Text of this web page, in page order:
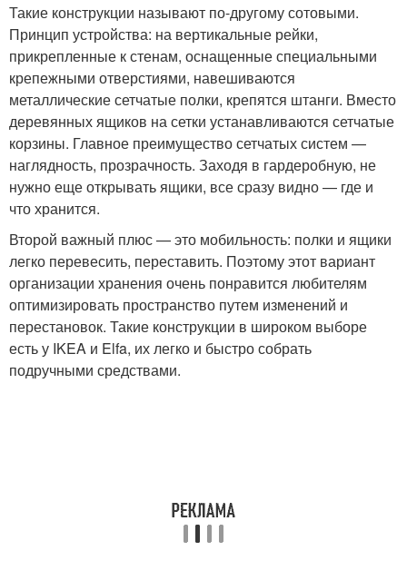
Такие конструкции называют по-другому сотовыми.
Принцип устройства: на вертикальные рейки,
прикрепленные к стенам, оснащенные специальными
крепежными отверстиями, навешиваются
металлические сетчатые полки, крепятся штанги. Вместо
деревянных ящиков на сетки устанавливаются сетчатые
корзины. Главное преимущество сетчатых систем —
наглядность, прозрачность. Заходя в гардеробную, не
нужно еще открывать ящики, все сразу видно — где и
что хранится.
Второй важный плюс — это мобильность: полки и ящики
легко перевесить, переставить. Поэтому этот вариант
организации хранения очень понравится любителям
оптимизировать пространство путем изменений и
перестановок. Такие конструкции в широком выборе
есть у IKEA и Elfa, их легко и быстро собрать
подручными средствами.